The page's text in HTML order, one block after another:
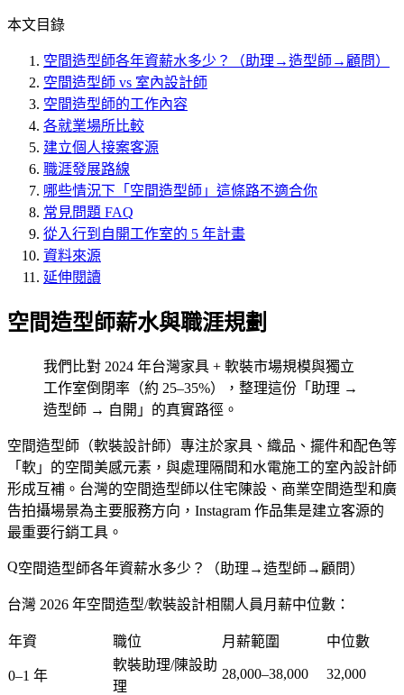
本文目錄
空間造型師各年資薪水多少？（助理→造型師→顧問）
空間造型師 vs 室內設計師
空間造型師的工作內容
各就業場所比較
建立個人接案客源
職涯發展路線
哪些情況下「空間造型師」這條路不適合你
常見問題 FAQ
從入行到自開工作室的 5 年計畫
資料來源
延伸閱讀
空間造型師薪水與職涯規劃
我們比對 2024 年台灣家具 + 軟裝市場規模與獨立
工作室倒閉率（約 25–35%），整理這份「助理 →
造型師 → 自開」的真實路徑。
空間造型師（軟裝設計師）專注於家具、織品、擺件和配色等
「軟」的空間美感元素，與處理隔間和水電施工的室內設計師
形成互補。台灣的空間造型師以住宅陳設、商業空間造型和廣
告拍攝場景為主要服務方向，Instagram 作品集是建立客源的
最重要行銷工具。
空間造型師各年資薪水多少？（助理→造型師→顧問）
台灣 2026 年空間造型/軟裝設計相關人員月薪中位數：
年資 職位 月薪範圍 中位數
0–1 年
軟裝助理/陳設助
理
28,000–38,000 32,000